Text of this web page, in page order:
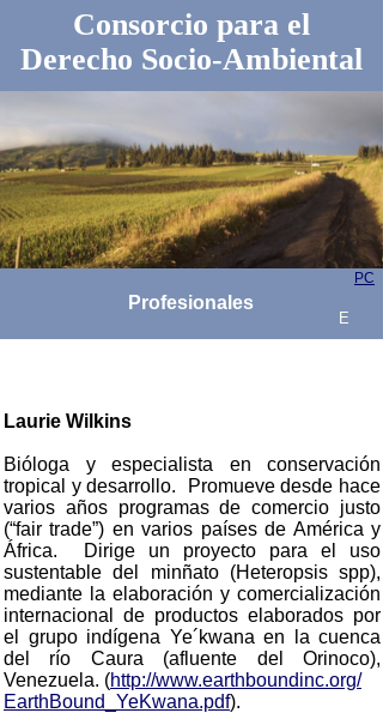
Laurie Wilkins
Bióloga y especialista en conservación
tropical y desarrollo. Promueve desde hace
varios años programas de comercio justo
(“fair trade”) en varios países de América y
África. Dirige un proyecto para el uso
sustentable del minñato (Heteropsis spp),
mediante la elaboración y comercialización
internacional de productos elaborados por
el grupo indígena Ye´kwana en la cuenca
del río Caura (afluente del Orinoco),
Venezuela. (http://www.earthboundinc.org/
EarthBound_YeKwana.pdf).
PC
Consorcio para el
Derecho Socio-Ambiental
Profesionales
E